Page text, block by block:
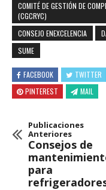
COMITÉ DE GESTIÓN DE
(CGCRYC)
CONSEJO ENEXCELENCIA
SUME
FACEBOOK TWITTER
PINTEREST
MAIL
Publicaciones
Anteriores
Consejos de
para